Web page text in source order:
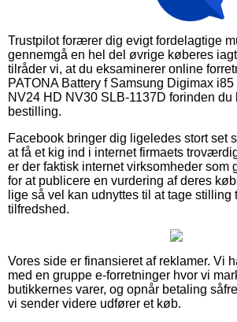
Trustpilot forærer dig evigt fordelagtige
gennemgå en hel del øvrige køberes
tilråder vi, at du eksaminerer online
PATONA Battery f Samsung Digimax
NV24 HD NV30 SLB-1137D forinden
bestilling.
Facebook bringer dig ligeledes stort set
at få et kig ind i internet firmaets
er der faktisk internet virksomheder som
for at publicere en vurdering af deres
lige så vel kan udnyttes til at tage stilling
tilfredshed.
Vores side er finansieret af reklamer. Vi
med en gruppe e-forretninger hvor vi
butikkernes varer, og opnår betaling
vi sender videre udfører et køb.